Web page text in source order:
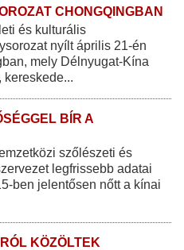
CHONGQINGBAN
és kulturális
nyílt április 21-én
mely Délnyugat-Kína
kereskede...
BÍR A
szőlészeti és
legfrissebb adatai
ben jelentősen nőtt a kínai
KÖZÖLTEK